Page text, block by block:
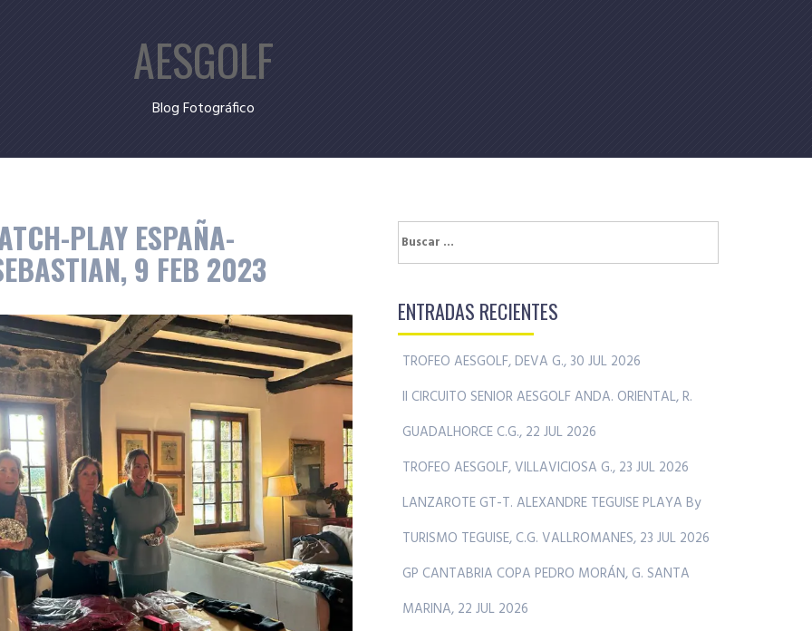
AESGOLF
Blog Fotográfico
PLAY ESPAÑA-
9 FEB 2023
Buscar:
ENTRADAS RECIENTES
TROFEO AESGOLF, DEVA G., 30 JUL 2026
II CIRCUITO SENIOR AESGOLF ANDA. ORIENTAL, R.
GUADALHORCE C.G., 22 JUL 2026
TROFEO AESGOLF, VILLAVICIOSA G., 23 JUL 2026
LANZAROTE GT-T. ALEXANDRE TEGUISE PLAYA By
TURISMO TEGUISE, C.G. VALLROMANES, 23 JUL 2026
GP CANTABRIA COPA PEDRO MORÁN, G. SANTA
MARINA, 22 JUL 2026